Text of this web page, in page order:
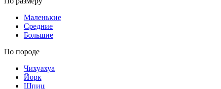
Маленькие
Средние
Большие
По породе
Чихуахуа
Йорк
Шпиц